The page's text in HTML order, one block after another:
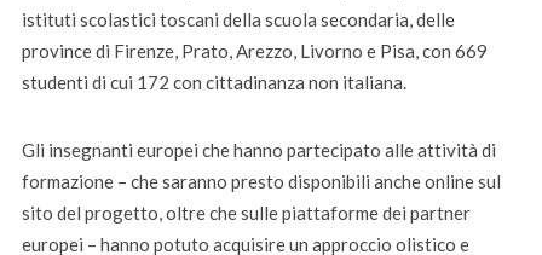
istituti scolastici toscani della scuola secondaria, delle
province di Firenze, Prato, Arezzo, Livorno e Pisa, con 669
studenti di cui 172 con cittadinanza non italiana.
Gli insegnanti europei che hanno partecipato alle attività di
formazione – che saranno presto disponibili anche online sul
sito del progetto, oltre che sulle piattaforme dei partner
europei – hanno potuto acquisire un approccio olistico e